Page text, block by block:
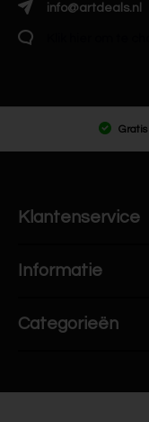
info@artdeals.nl
Gratis
Klantenservice
Informatie
Categorieën